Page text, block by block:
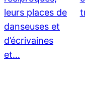
leurs places de
danseuses et
d’écrivaines
et…